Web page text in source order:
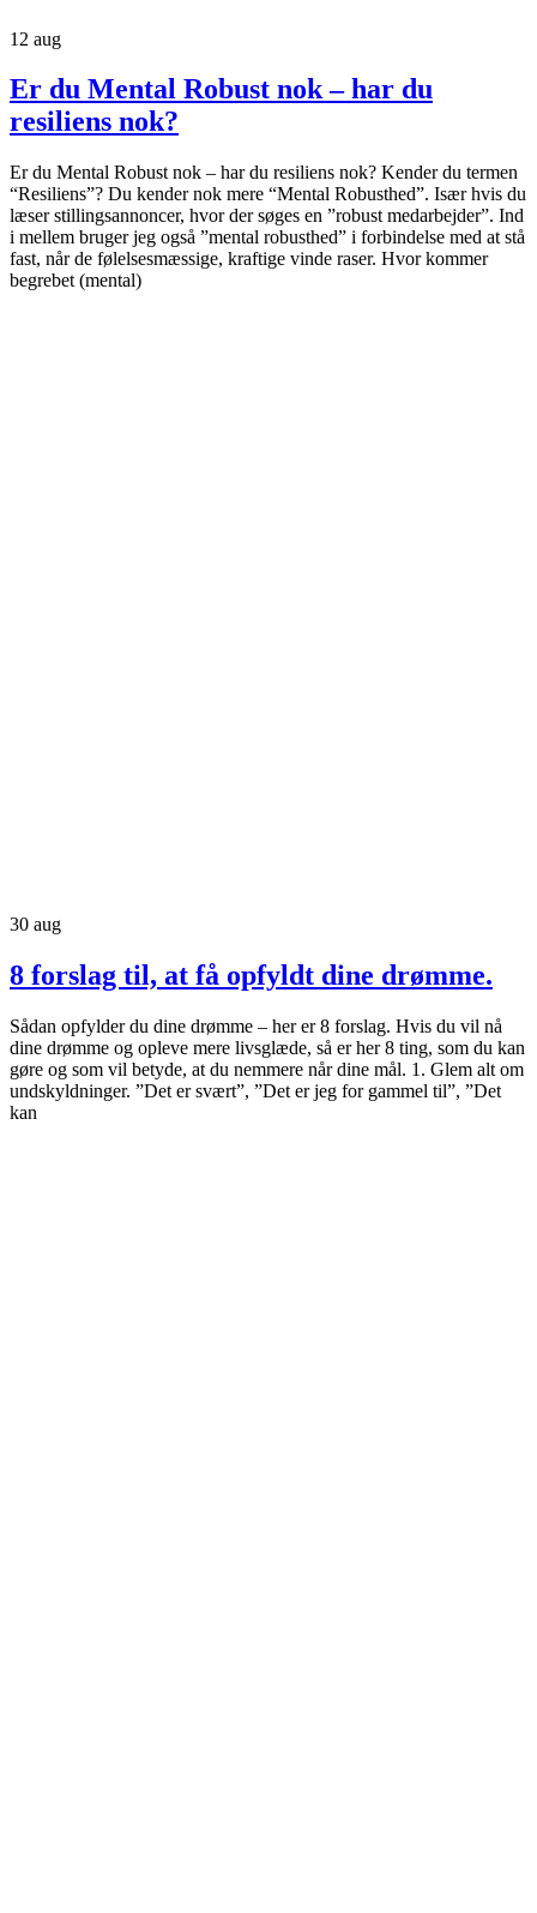
12 aug
Er du Mental Robust nok – har du
resiliens nok?
Er du Mental Robust nok – har du resiliens nok? Kender du termen
“Resiliens”? Du kender nok mere “Mental Robusthed”. Især hvis du
læser stillingsannoncer, hvor der søges en ”robust medarbejder”. Ind
i mellem bruger jeg også ”mental robusthed” i forbindelse med at stå
fast, når de følelsesmæssige, kraftige vinde raser. Hvor kommer
begrebet (mental)
30 aug
8 forslag til, at få opfyldt dine drømme.
Sådan opfylder du dine drømme – her er 8 forslag. Hvis du vil nå
dine drømme og opleve mere livsglæde, så er her 8 ting, som du kan
gøre og som vil betyde, at du nemmere når dine mål. 1. Glem alt om
undskyldninger. ”Det er svært”, ”Det er jeg for gammel til”, ”Det
kan